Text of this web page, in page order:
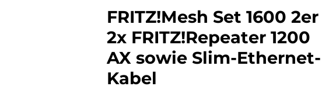
FRITZ!Mesh Set 1600 2er
2x FRITZ!Repeater 1200
AX sowie Slim-Ethernet-
Kabel